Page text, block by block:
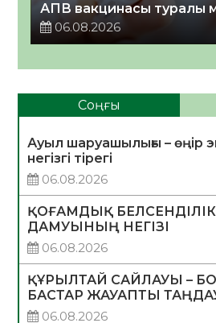
АПВ вакцинасы туралы
06.08.2026
Соңғы
Ауыл шаруашылығы – өңір
негізгі тірегі
06.08.2026
ҚОҒАМДЫҚ БЕЛСЕНДІЛІК
ДАМУЫНЫҢ НЕГІЗІ
06.08.2026
ҚҰРЫЛТАЙ САЙЛАУЫ –
БАСТАР ЖАУАПТЫ
06.08.2026